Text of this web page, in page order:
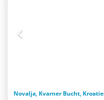
Novalja, Kvarner Bucht,